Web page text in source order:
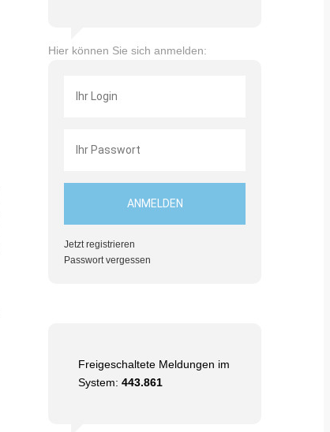
Hier können Sie sich anmelden:
Jetzt registrieren
Passwort vergessen
Freigeschaltete Meldungen im
System: 443.861